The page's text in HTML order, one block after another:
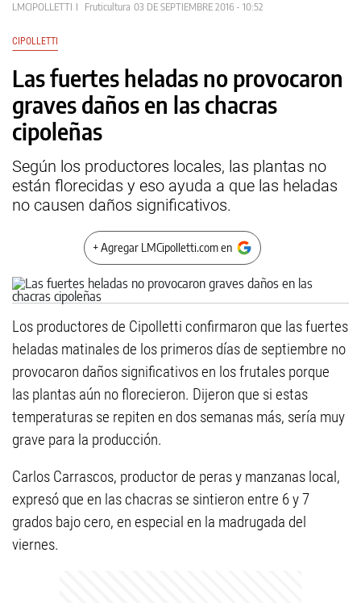
LMCIPOLLETTI Fruticultura 03 DE SEPTIEMBRE 2016 - 10:52
CIPOLLETTI
Las fuertes heladas no provocaron
graves daños en las chacras
cipoleñas
Según los productores locales, las plantas no
están florecidas y eso ayuda a que las heladas
no causen daños significativos.
+ Agregar LMCipolletti.com en
Los productores de Cipolletti confirmaron que las fuertes
heladas matinales de los primeros días de septiembre no
provocaron daños significativos en los frutales porque
las plantas aún no florecieron. Dijeron que si estas
temperaturas se repiten en dos semanas más, sería muy
grave para la producción.
Carlos Carrascos, productor de peras y manzanas local,
expresó que en las chacras se sintieron entre 6 y 7
grados bajo cero, en especial en la madrugada del
viernes.